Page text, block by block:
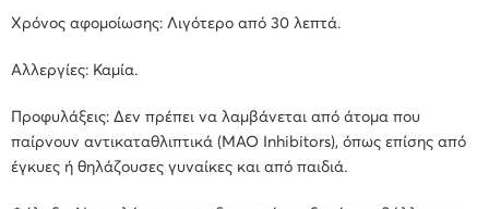
Χρόνος αφομοίωσης: Λιγότερο από 30 λεπτά.
Αλλεργίες: Καμία.
Προφυλάξεις: Δεν πρέπει να λαμβάνεται από άτομα που
παίρνουν αντικαταθλιπτικά (MAO Inhibitors), όπως επίσης από
έγκυες ή θηλάζουσες γυναίκες και από παιδιά.